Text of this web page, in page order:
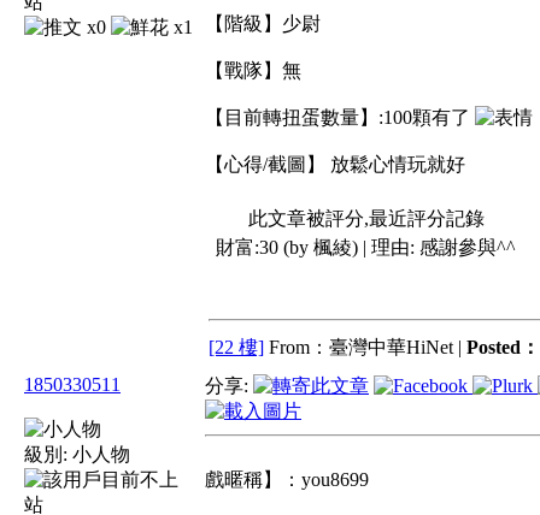
x0 x1 【階級】少尉
【戰隊】無
【目前轉扭蛋數量】:100顆有了
【心得/截圖】 放鬆心情玩就好
此文章被評分,最近評分記錄
財富:30 (by 楓綾) | 理由: 感謝參與^^
[22 樓] From：臺灣中華HiNet | Posted：
1850330511
級別: 小人物
分享:
戲暱稱】：you8699